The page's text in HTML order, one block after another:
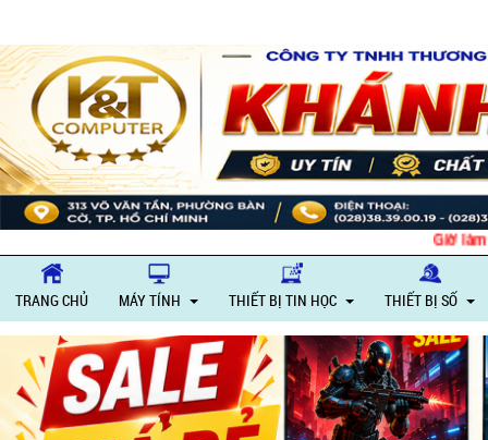
Giờ làm việc: Thứ
TRANG CHỦ MÁY TÍNH THIẾT BỊ TIN HỌC THIẾT BỊ SỐ